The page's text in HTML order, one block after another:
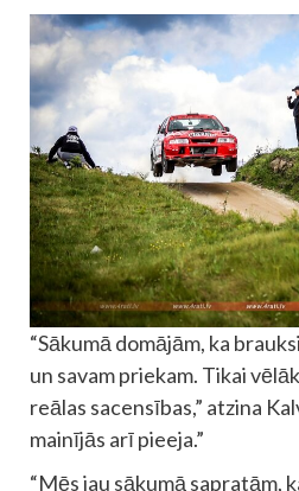
“Sākumā domājām, ka
un savam priekam. Tikai
reālas sacensības,” atzina
mainījās arī pieeja.”
“Mēs jau sākumā sapratām,